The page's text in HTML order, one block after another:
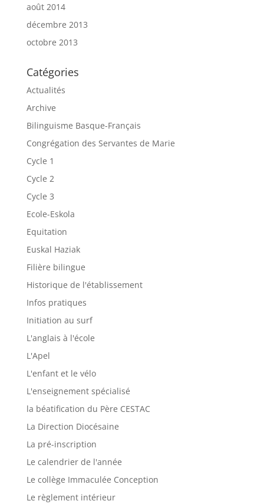
août 2014
décembre 2013
octobre 2013
Catégories
Actualités
Archive
Bilinguisme Basque-Français
Congrégation des Servantes de Marie
Cycle 1
Cycle 2
Cycle 3
Ecole-Eskola
Equitation
Euskal Haziak
Filière bilingue
Historique de l'établissement
Infos pratiques
Initiation au surf
L'anglais à l'école
L'Apel
L'enfant et le vélo
L'enseignement spécialisé
la béatification du Père CESTAC
La Direction Diocésaine
La pré-inscription
Le calendrier de l'année
Le collège Immaculée Conception
Le règlement intérieur